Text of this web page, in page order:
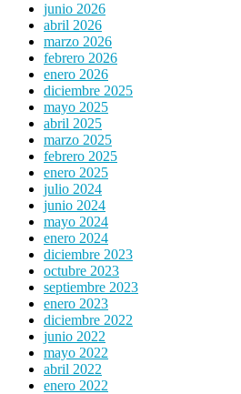
junio 2026
abril 2026
marzo 2026
febrero 2026
enero 2026
diciembre 2025
mayo 2025
abril 2025
marzo 2025
febrero 2025
enero 2025
julio 2024
junio 2024
mayo 2024
enero 2024
diciembre 2023
octubre 2023
septiembre 2023
enero 2023
diciembre 2022
junio 2022
mayo 2022
abril 2022
enero 2022